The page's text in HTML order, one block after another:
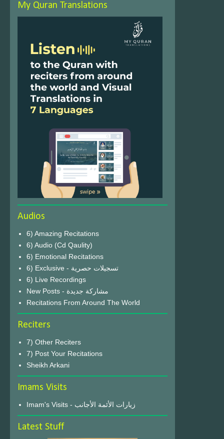
My Quran Translations
Audios
6) Amazing Recitations
6) Audio (Cd Qaulity)
6) Emotional Recitations
6) Exclusive - تسجيلات حصرية
6) Live Recordings
New Posts - مشاركة جديدة
Recitations From Around The World
Reciters
7) Other Reciters
7) Post Your Recitations
Sheikh Arkani
Imams Visits
Imam's Visits - زيارات الأئمة الأجانب
Latest Stuff